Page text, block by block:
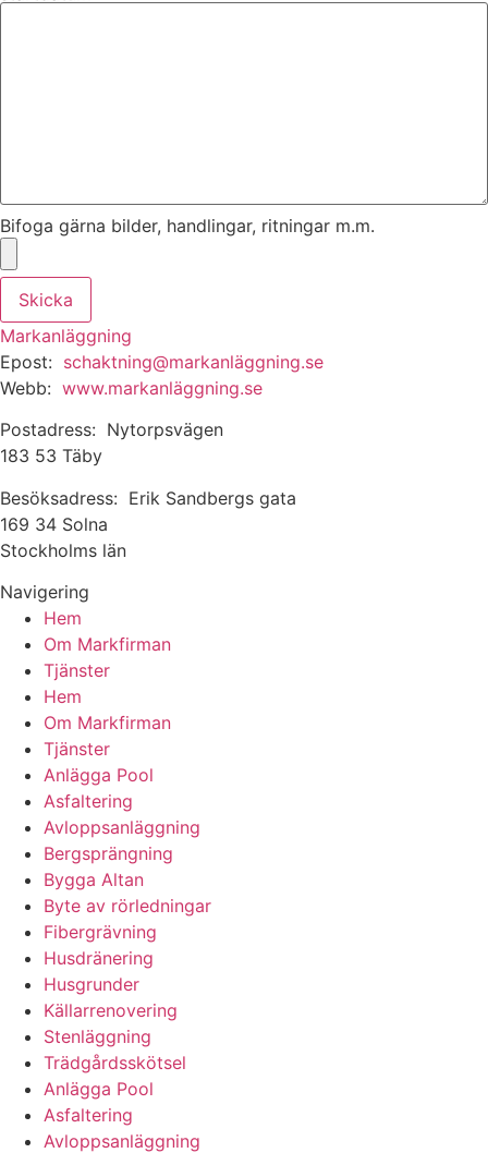
Bifoga gärna bilder, handlingar, ritningar m.m.
Skicka
Markanläggning
Epost: schaktning@markanläggning.se
Webb: www.markanläggning.se
Postadress: Nytorpsvägen
183 53 Täby
Besöksadress: Erik Sandbergs gata
169 34 Solna
Stockholms län
Navigering
Hem
Om Markfirman
Tjänster
Hem
Om Markfirman
Tjänster
Anlägga Pool
Asfaltering
Avloppsanläggning
Bergsprängning
Bygga Altan
Byte av rörledningar
Fibergrävning
Husdränering
Husgrunder
Källarrenovering
Stenläggning
Trädgårdsskötsel
Anlägga Pool
Asfaltering
Avloppsanläggning